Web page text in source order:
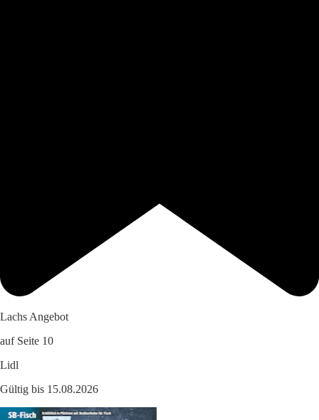
Lachs Angebot
auf Seite 10
Lidl
Gültig bis 15.08.2026